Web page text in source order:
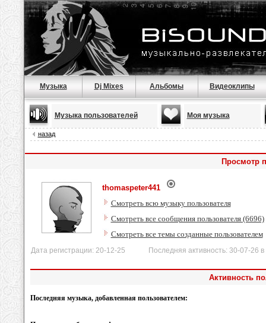
Музыка Dj Mixes Альбомы Видеоклипы
Музыка пользователей Моя музыка
назад
Просмотр
thomaspeter441
Смотреть всю музыку пользователя
Смотреть все сообщения пользователя (6696)
Смотреть все темы созданные пользователем
Дата регистрации: 20-12-25 Последняя активность: 30-07-26 в
Активность
Последняя музыка, добавленная пользователем: